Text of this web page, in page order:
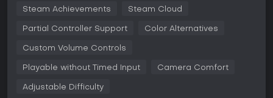
sempre monitorando os níveis de stamina para evitar o
habilidades especiais capazes de virar o jogo, como
partidas, os sistemas de RPG possibilitam subir de nível nos
personagens para melhorar stats como velocidade e
potência, desbloqueando novas habilidades adaptadas a
diferentes estilos de jogo. Compras de equipamentos
Steam Achievements Steam Cloud
Partial Controller Support Color Alternatives
Custom Volume Controls
Playable without Timed Input Camera Comfort
Adjustable Difficulty